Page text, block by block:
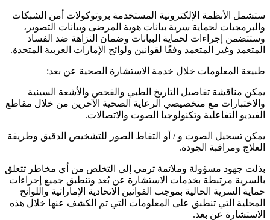
ستشمل الأنظمة الإلكترونية المستخدمة بروتوكولات أمن الشبكات
والبرمجيات لحماية سرية بيانات هوية المرضى وبيانات التصوير،
وستتضمن إجراءات لحماية البيانات وضمان النزاهة ضد الفساد
المتعمد وغير المتعمد وفقًا لقوانين ولوائح الإمارات العربية المتحدة.
طبيعة المعلومات خلال خدمة الاستشارة الصحية عن بعد:
يمكن مناقشة تفاصيل التاريخ الطبي والفحص والأشعة السينية
والاختبارات مع متخصيصي الرعاية الصحية الآخرين من خلال مقاطع
الفيديو التفاعلية وتكنولوجيا الصوت والاتصالات.
يمكن تسجيل الصوت و / أو التقاط الصور للتشخيص الدقيق وطريقة
العلاج ومراقبة الجودة.
بذلت جهود مسؤولة وملائمة ترمي إلى التخلص من أي مخاطر تتعلق
بالسرية مرتبطة بخدمات الاستشارة عن بُعد وتنطبق جميع إجراءات
حماية السرية الحالية بموجب القوانين الاتحادية الإماراتية واللوائح
المحلية التي تنطبق على المعلومات التي تم الكشف عنها خلال هذه
الاستشارة عن بعد.